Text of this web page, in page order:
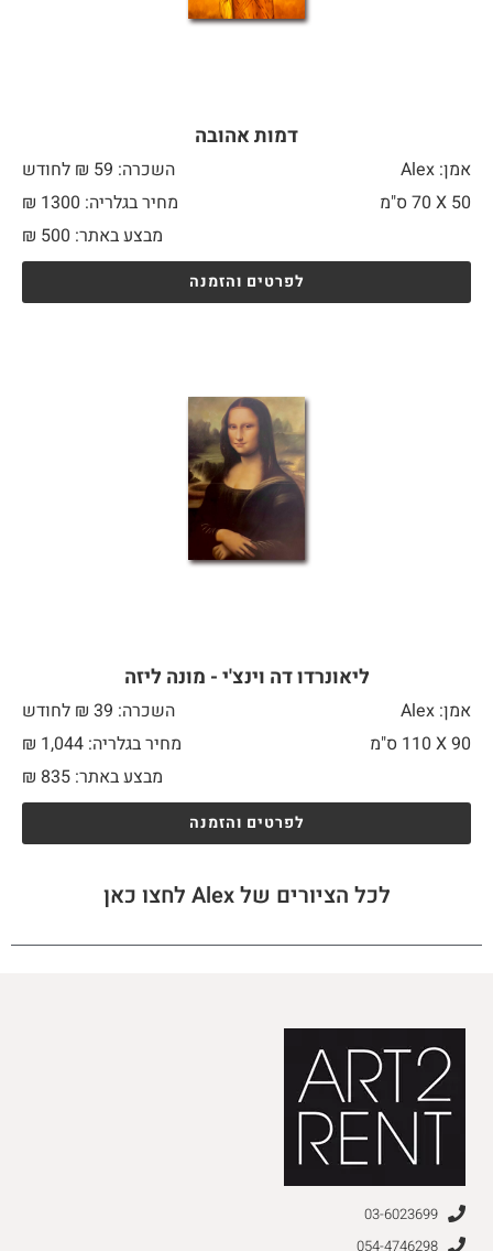
דמות אהובה
אמן: Alex
השכרה: 59 ₪ לחודש
50 X
מחיר בגלריה: 1300 ₪
מבצע באתר:
₪ 500
לפרטים והזמנה
ליאונרדו דה וינצ'י - מונה ליזה
אמן: Alex
השכרה: 39 ₪ לחודש
90 X
מחיר בגלריה: 1,044 ₪
מבצע באתר:
₪ 835
לפרטים והזמנה
לכל הציורים של Alex לחצו כאן
03-6023699
054-4746298